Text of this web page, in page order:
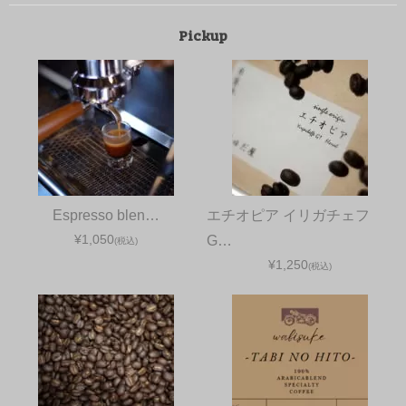
Pickup
Espresso blen…
¥1,050(税込)
エチオピア イリガチェフ
G…
¥1,250(税込)